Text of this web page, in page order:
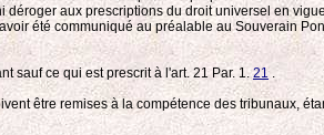
aux prescriptions du droit universel en
été communiqué au préalable au Souverain
sauf ce qui est prescrit à l'art. 21 Par. 1.21.
être remises à la compétence des tribunaux,